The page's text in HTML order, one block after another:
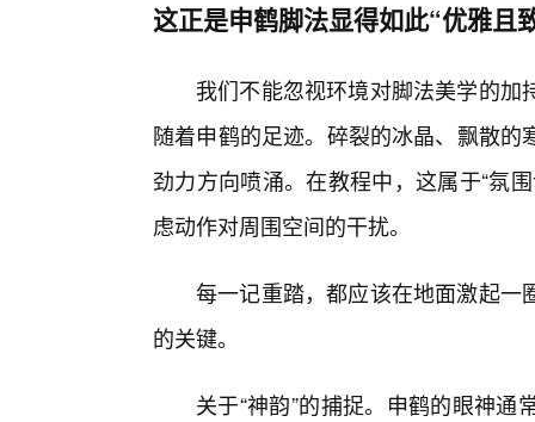
这正是申鹤脚法显得如此“优雅且
我们不能忽视环境对脚法美学的
随着申鹤的足迹。碎裂的冰晶、飘散
劲力方向喷涌。在教程中，这属于“氛
虑动作对周围空间的干扰。
每一记重踏，都应该在地面激起一
的关键。
关于“神韵”的捕捉。申鹤的眼神